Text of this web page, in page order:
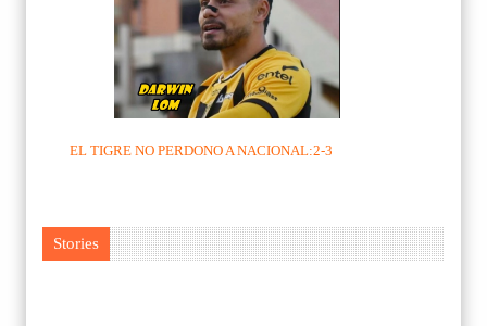
EL TIGRE NO PERDONO A NACIONAL:2-3
Stories